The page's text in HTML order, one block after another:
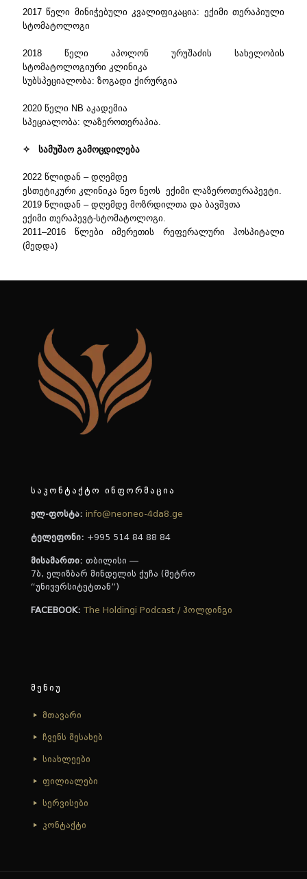
2017 წელი მინიჭებული კვალიფიკაცია: ექიმი თერაპიული
სტომატოლოგი
2018 წელი აპოლონ ურუშაძის სახელობის
სტომატოლოგიური კლინიკა
სუბსპეციალობა: ზოგადი ქირურგია
2020 წელი NB აკადემია
სპეციალობა: ლაზეროთერაპია.
✧ სამუშაო გამოცდილება
2022 წლიდან – დღემდე
ესთეტიკური კლინიკა ნეო ნეოს ექიმი ლაზეროთერაპევტი.
2019 წლიდან – დღემდე მოზრდილთა და ბავშვთა
ექიმი თერაპევტ-სტომატოლოგი.
2011–2016 წლები იმერეთის რეფერალური ჰოსპიტალი
(მედდა)
საკონტაქტო ინფორმაცია
ელ-ფოსტა: info@neoneo-4da8.ge
ტელეფონი: +995 514 84 88 84
მისამართი: თბილისი —
7ბ, ელიზბარ მინდელის ქუჩა (მეტრო
“უნივერსიტეტთან”)
FACEBOOK: The Holdingi Podcast / ჰოლდინგი
მენიუ
მთავარი
ჩვენს შესახებ
სიახლეები
ფილიალები
სერვისები
კონტაქტი